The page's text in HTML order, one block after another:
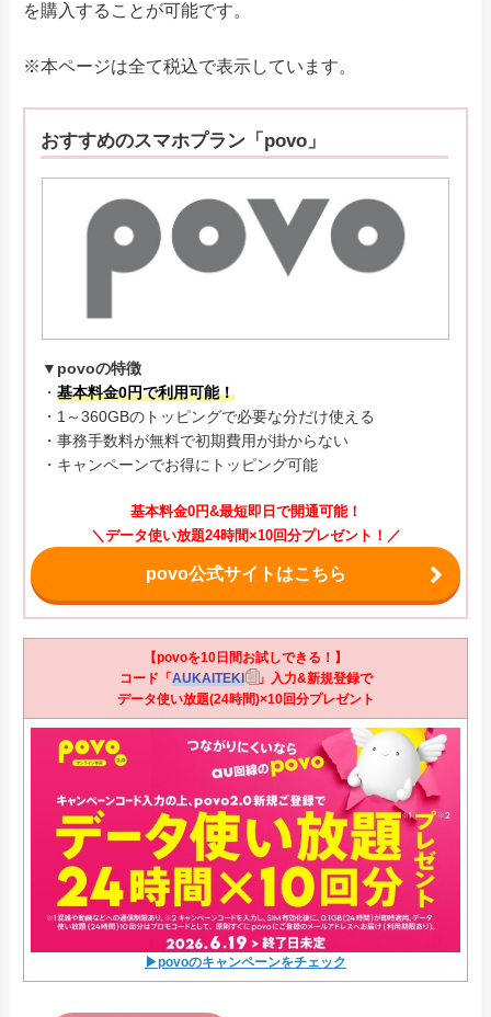
を購入することが可能です。
※本ページは全て税込で表示しています。
おすすめのスマホプラン「povo」
▼povoの特徴
・ 基本料金0円で利用可能！
・1～360GBのトッピングで必要な分だけ使える
・事務手数料が無料で初期費用が掛からない
・キャンペーンでお得にトッピング可能
基本料金0円&最短即日で開通可能！
＼データ使い放題24時間×10回分プレゼント！／
povo公式サイトはこちら
【povoを10日間お試しできる！】
コード「 AUKAITEKI
」入力&新規登録で
データ使い放題(24時間)×10回分プレゼント
▶povoのキャンペーンをチェック